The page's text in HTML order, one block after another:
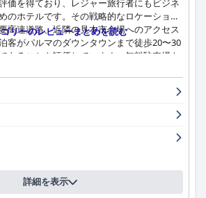
との肯定的なやり取りを報告しており、ス
確保するために全力を尽くしています。友
つか指摘されていますが、全体的な優れた
のではありません。
料Wi-Fiサービスは信頼性が高く、適切であ
電波が弱いと感じたり、インターネットア
必要があることに不満を感じたりする人も
とんどのフィードバックは、Wi-Fiがほとん
満たしていることを示しています。
の利便性、安全性、そしてアクセス性で高
ゲストは、地下駐車場を簡単に利用できる
荷物の管理におけるコンシェルジュサービ
います。
価を得ており、レジャー旅行者にもビジネ
のホテルです。その戦略的なロケーション
高速道路、近隣の見本市会場へのアクセス
客がパルマのダウンタウンまで徒歩20〜30
あることを評価しています。無料駐車場も
が、公共交通機関の選択肢が限られている
いることを指摘する人もいました。
値が一般的に賞賛されており、控えめな料
プションが豊富に用意されています。スク
コン、自家製ペストリー、ヨーグルトなど
います。一部の宿泊客は朝食が控えめだと
な意見は、充実していて手頃な価格の朝食
しています。
リーのレビューまとめを読む
詳細を表示